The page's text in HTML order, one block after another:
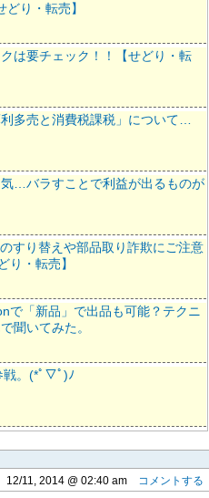
り・転売】
は要チェック！！【せどり・転
多売と消費税課税」について…
…バラすことで利益が出るものが
すり替えや部品取り詐欺にご注意
り・転売】
で「新品」で出品も可能？テクニ
聞いてみた。
戦。(*ﾟ▽ﾟ)ﾉ
12/11, 2014 @ 02:40 am コメントする